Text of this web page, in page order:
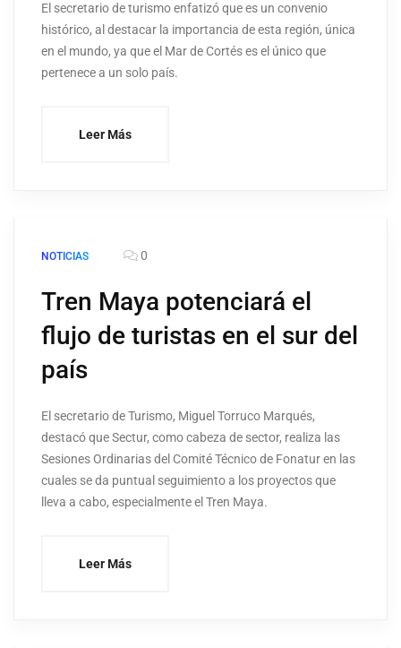
El secretario de turismo enfatizó que es un convenio
histórico, al destacar la importancia de esta región, única
en el mundo, ya que el Mar de Cortés es el único que
pertenece a un solo país.
Leer Más
NOTICIAS 0
Tren Maya potenciará el
flujo de turistas en el sur del
país
El secretario de Turismo, Miguel Torruco Marqués,
destacó que Sectur, como cabeza de sector, realiza las
Sesiones Ordinarias del Comité Técnico de Fonatur en las
cuales se da puntual seguimiento a los proyectos que
lleva a cabo, especialmente el Tren Maya.
Leer Más